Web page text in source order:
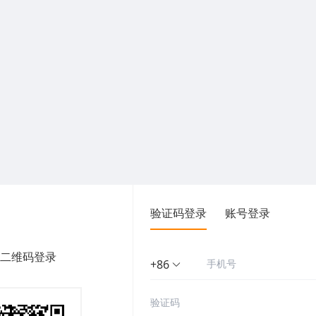
维码登录
验证码登录 账号登录
+86